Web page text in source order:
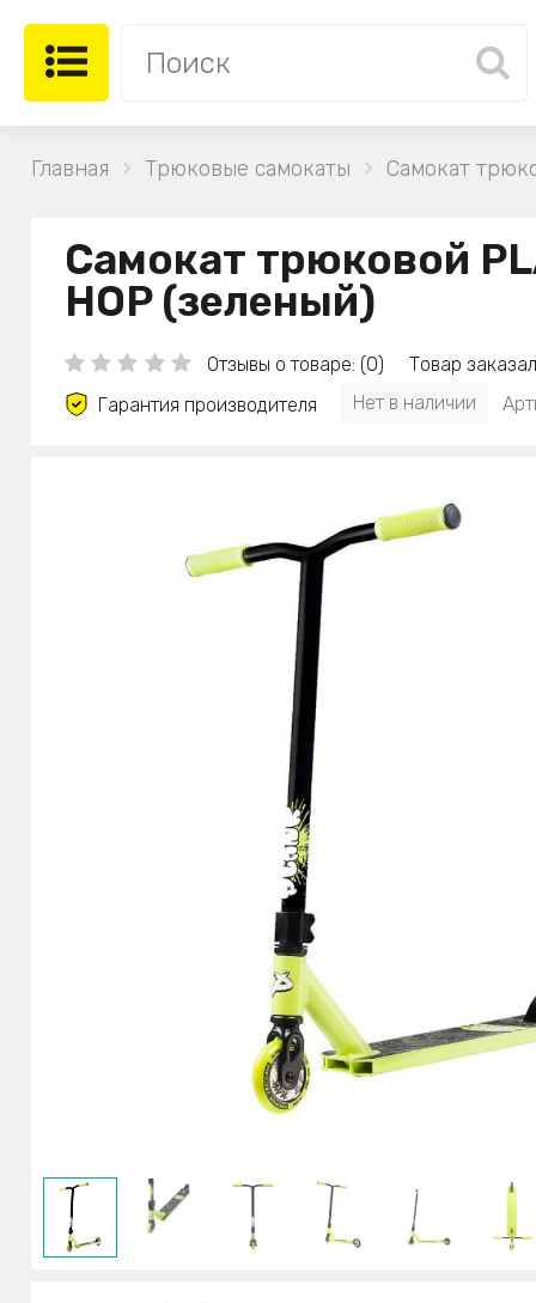
Главная Трюковые самокаты Самокат
Самокат трюковой
HOP (зеленый)
Отзывы о товаре: (0)
Товар
Гарантия производителя
Нет в наличии